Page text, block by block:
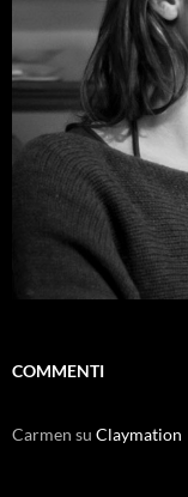
COMMENTI
Carmen su Claymation